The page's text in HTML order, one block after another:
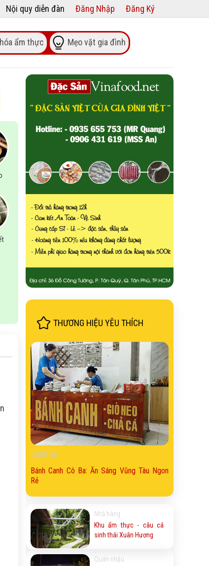
Nội quy diễn đàn Đăng Nhập Đăng Ký
ẩm thực Mẹo vặt gia đình
THƯƠNG HIỆU YÊU THÍCH
Quán ăn
Bánh Canh Cô Ba: Ăn Sáng Vũng Tàu Ngon
Rẻ
Nhà hàng
Khu ẩm thực - câu cá
sinh thái Xuân Hương
Quán nhậu